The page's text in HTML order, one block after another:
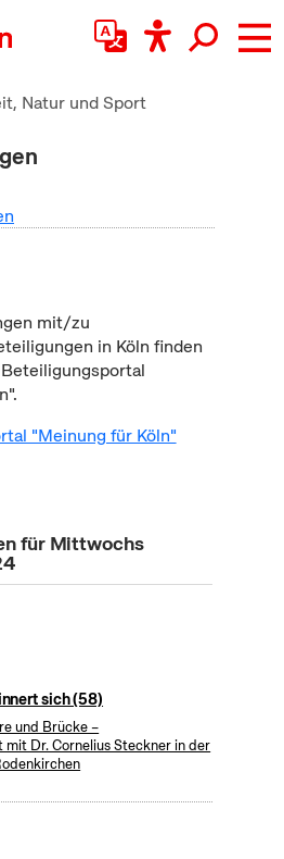
Natur und Sport
mit/zu
in Köln finden
"Meinung für Köln"
für Mittwochs
sich (58)
und Brücke –
Dr. Cornelius Steckner in der